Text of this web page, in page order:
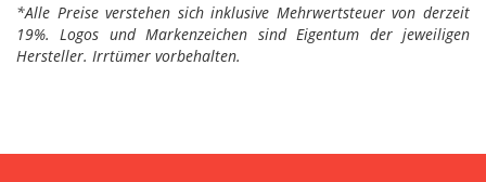
*Alle Preise verstehen sich inklusive Mehrwertsteuer von derzeit
19%. Logos und Markenzeichen sind Eigentum der jeweiligen
Hersteller. Irrtümer vorbehalten.